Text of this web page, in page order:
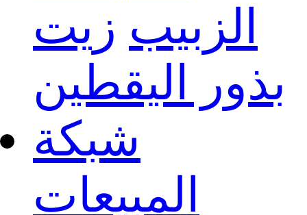
الزبيب زيت
بذور اليقطين
شبكة
المبيعات